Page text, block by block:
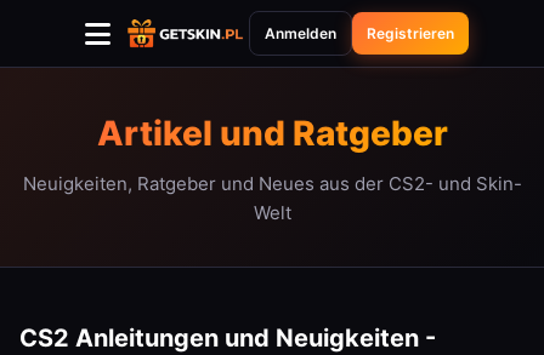
Anmelden Registrieren
Artikel und Ratgeber
Neuigkeiten, Ratgeber und Neues aus der CS2- und Skin-
Welt
CS2 Anleitungen und Neuigkeiten -